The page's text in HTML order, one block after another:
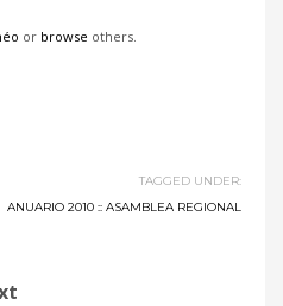
or browse others.
TAGGED UNDER:
ANUARIO 2010 :: ASAMBLEA REGIONAL